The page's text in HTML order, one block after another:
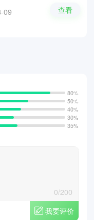
09
查看
80%
50%
40%
30%
35%
0/200
我要评价